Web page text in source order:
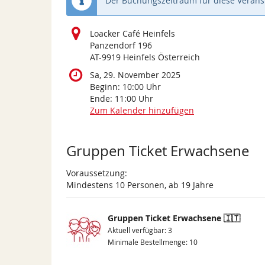
Loacker Café Heinfels
Panzendorf 196
AT-9919 Heinfels Österreich
Sa, 29. November 2025
Beginn: 10:00 Uhr
Ende: 11:00 Uhr
Zum Kalender hinzufügen
Produkte
Gruppen Ticket Erwachsene
Voraussetzung:
Mindestens 10 Personen, ab 19 Jahre
Gruppen Ticket Erwachsene 🇮🇹
Aktuell verfügbar: 3
Minimale Bestellmenge: 10